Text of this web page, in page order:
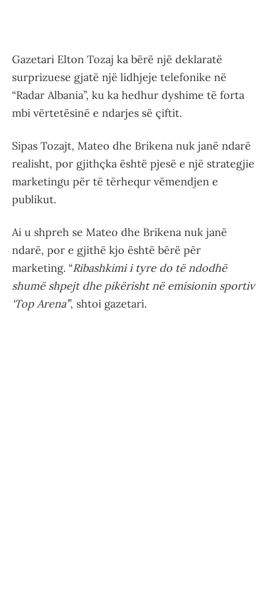
Gazetari Elton Tozaj ka bërë një deklaratë
surprizuese gjatë një lidhjeje telefonike në
“Radar Albania”, ku ka hedhur dyshime të forta
mbi vërtetësinë e ndarjes së çiftit.
Sipas Tozajt, Mateo dhe Brikena nuk janë ndarë
realisht, por gjithçka është pjesë e një strategjie
marketingu për të tërhequr vëmendjen e
publikut.
Ai u shpreh se Mateo dhe Brikena nuk janë
ndarë, por e gjithë kjo është bërë për
marketing. “Ribashkimi i tyre do të ndodhë
shumë shpejt dhe pikërisht në emisionin sportiv
‘Top Arena’”, shtoi gazetari.